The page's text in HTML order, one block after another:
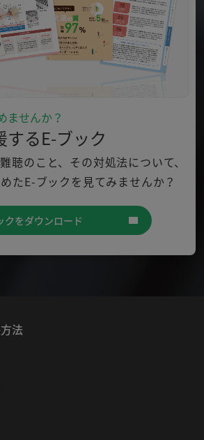
ませんか？
るE-ブック
聴のこと、その対処法について、
たE-ブックを見てみませんか？
クをダウンロード
法